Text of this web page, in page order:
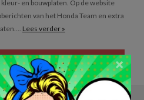
en bouwplaten. Op de website
van het Honda Team en extra
Lees verder »
EN BOUWPLATEN GRATIS » ×